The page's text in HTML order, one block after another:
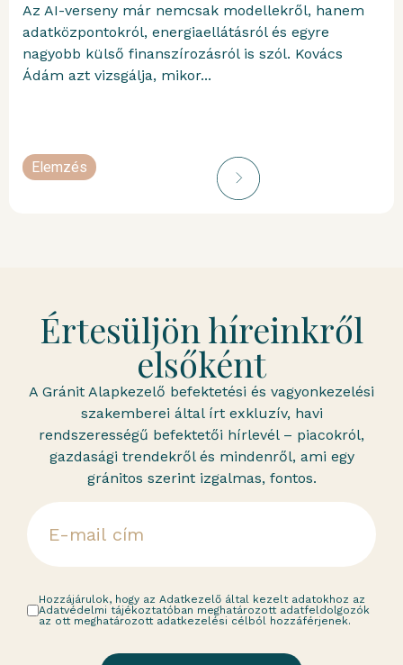
Az AI-verseny már nemcsak modellekről, hanem
adatközpontokról, energiaellátásról és egyre
nagyobb külső finanszírozásról is szól. Kovács
Ádám azt vizsgálja, mikor...
Elemzés
Értesüljön híreinkről
elsőként
A Gránit Alapkezelő befektetési és vagyonkezelési
szakemberei által írt exkluzív, havi
rendszerességű befektetői hírlevél – piacokról,
gazdasági trendekről és mindenről, ami egy
gránitos szerint izgalmas, fontos.
Hozzájárulok, hogy az Adatkezelő által kezelt adatokhoz az
Adatvédelmi tájékoztatóban meghatározott adatfeldolgozók
az ott meghatározott adatkezelési célból hozzáférjenek.